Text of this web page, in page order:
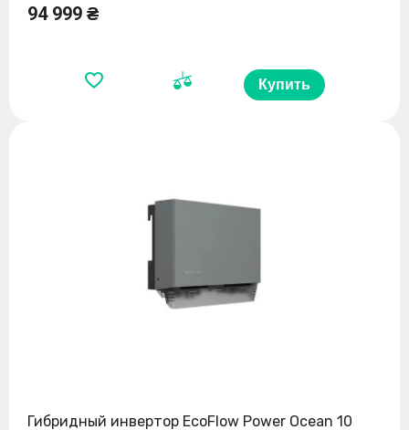
94 999 ₴
Купить
Гибридный инвертор EcoFlow Power Ocean 10